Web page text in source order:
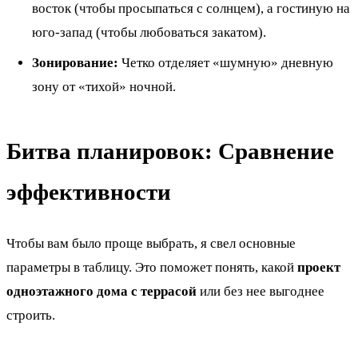
восток (чтобы просыпаться с солнцем), а гостиную на
юго-запад (чтобы любоваться закатом).
Зонирование: Четко отделяет «шумную» дневную
зону от «тихой» ночной.
Битва планировок: Сравнение
эффективности
Чтобы вам было проще выбрать, я свел основные
параметры в таблицу. Это поможет понять, какой проект
одноэтажного дома с террасой или без нее выгоднее
строить.